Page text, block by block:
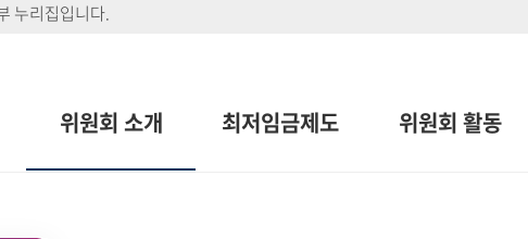
누리집입니다.
위원회 소개 최저임금제도 위원회 활동